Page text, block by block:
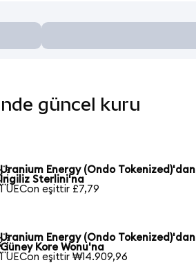
güncel kuru
Uranium Energy (Ondo Tokenized)'dan
İngiliz Sterlini'na
1 UECon eşittir £7,79
Uranium Energy (Ondo Tokenized)'dan
Güney Kore Wonu'na
1 UECon eşittir ₩14.909,96